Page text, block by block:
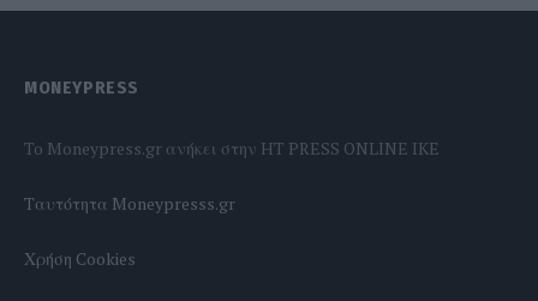
MONEYPRESS
To Moneypress.gr ανήκει στην HT PRESS ONLINE IKE
Tαυτότητα Moneypresss.gr
Χρήση Cookies